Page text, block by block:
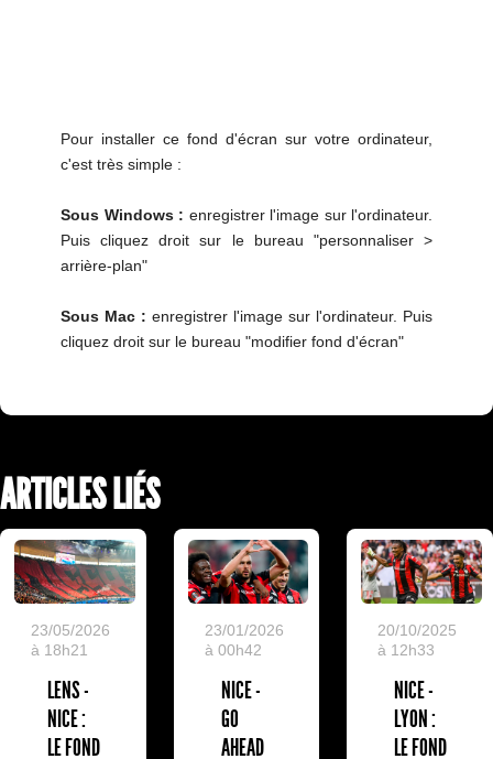
Pour installer ce fond d'écran sur votre ordinateur,
c'est très simple :
Sous Windows : enregistrer l'image sur l'ordinateur.
Puis cliquez droit sur le bureau "personnaliser >
arrière-plan"
Sous Mac : enregistrer l'image sur l'ordinateur. Puis
cliquez droit sur le bureau "modifier fond d'écran"
ARTICLES LIÉS
23/05/2026
à 18h21
LENS -
NICE :
LE FOND
23/01/2026
à 00h42
NICE -
GO
AHEAD
20/10/2025
à 12h33
NICE -
LYON :
LE FOND